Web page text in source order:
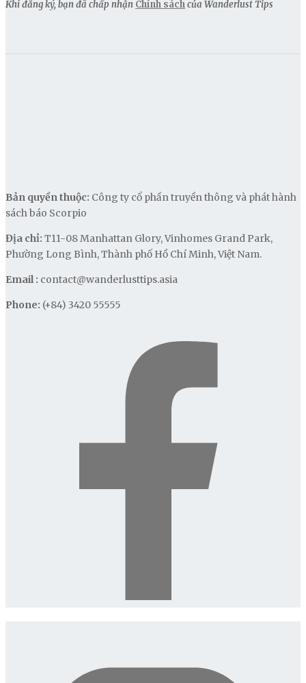
Khi đăng ký, bạn đã chấp nhận Chính sáchcủa Wanderlust Tips
Bản quyền thuộc: Công ty cổ phần truyền thông và phát hành
sách báo Scorpio
Địa chỉ: T11-08 Manhattan Glory, Vinhomes Grand Park,
Phường Long Bình, Thành phố Hồ Chí Minh, Việt Nam.
Email : contact@wanderlusttips.asia
Phone: (+84) 3420 55555